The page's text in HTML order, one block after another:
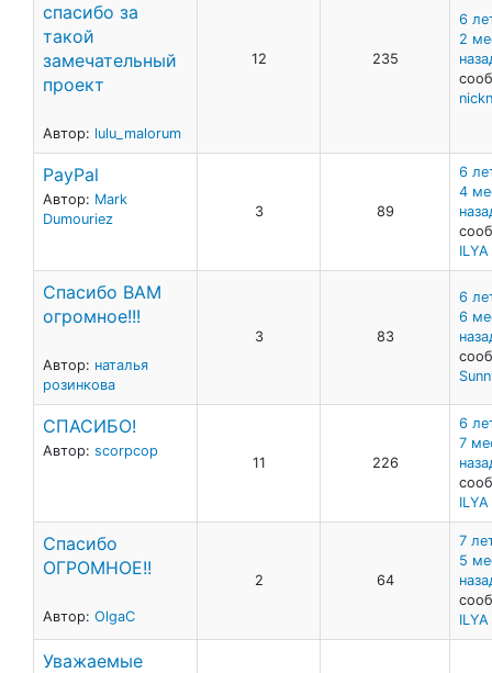
спасибо за
такой
замечательный
проект
Автор: lulu_malorum
12 235
6
2
PayPal
Автор: Mark
Dumouriez
3 89
6
4
Спасибо ВАМ
огромное!!!
Автор: наталья
розинкова
3 83
6
6
СПАСИБО!
Автор: scorpcop
11 226
6
7
Спасибо
ОГРОМНОЕ!!
Автор: OlgaC
2 64
7
5
Уважаемые